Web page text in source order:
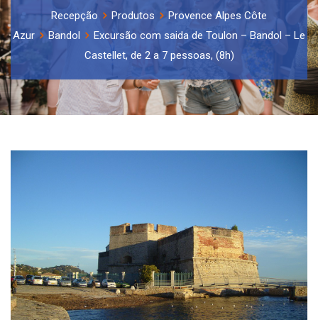
Recepção Produtos
Provence Alpes Côte
Azur
Bandol
Excursão com saida de Toulon – Bandol – Le
Castellet, de 2 a 7 pessoas, (8h)